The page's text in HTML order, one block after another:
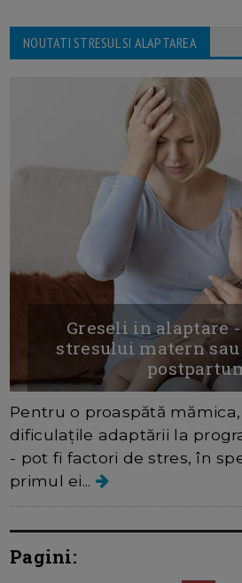
NOUTATI STRESUL SI ALAPTAREA
Greseli in alaptare
stresului matern
Pentru o proaspătă
dificulațile adaptării la
- pot fi factori de stres, în
primul ei...
Pagini: